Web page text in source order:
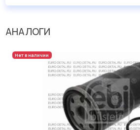
АНАЛОГИ
Нет в наличии